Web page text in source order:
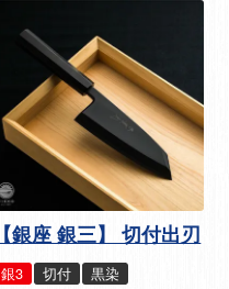
【銀座 銀三】 切付出刃
銀3 切付 黒染